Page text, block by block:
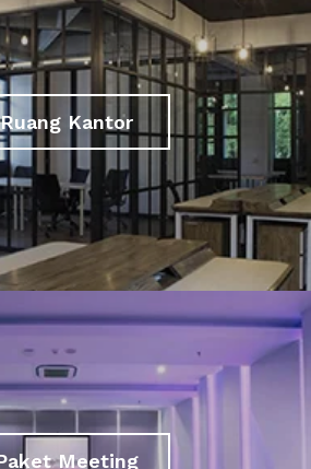
Ruang Kantor
Meeting